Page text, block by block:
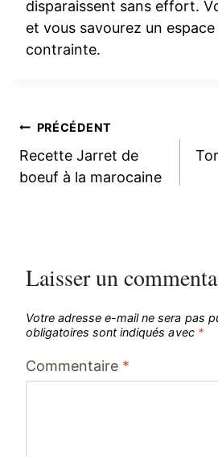
disparaissent sans effort.
et vous savourez un
contrainte.
Navigation
de
PRÉCÉDENT
Recette Jarret de
boeuf à la marocaine
Laisser un
Votre adresse e-mail ne sera pas
obligatoires sont indiqués avec *
Commentaire *